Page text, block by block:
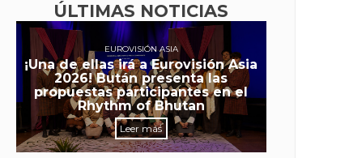
ÚLTIMAS NOTICIAS
EUROVISIÓN ASIA
¡Una de ellas irá a Eurovisión Asia
2026! Bután presenta las
propuestas participantes en el
Rhythm of Bhutan
Leer más